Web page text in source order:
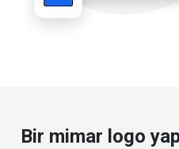
Bir mimar logo